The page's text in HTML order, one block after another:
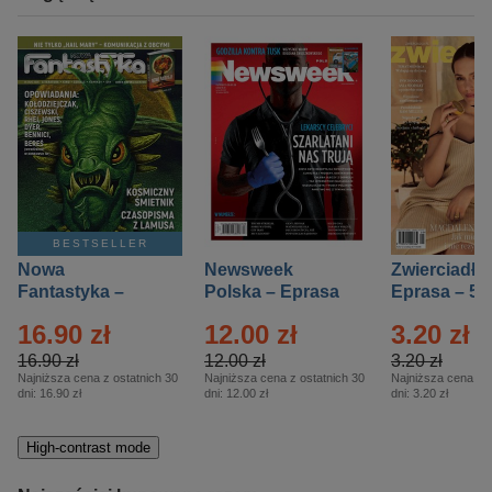
BESTSELLER
Nowa
Fantastyka –
16.90 zł
16.90 zł
Najniższa cena z ostatnich 30
dni: 16.90 zł
Newsweek
Polska – Eprasa
12.00 zł
12.00 zł
Najniższa cena z ostatnich 30
dni: 12.00 zł
Zwierciadło
Eprasa – 5/
3.20 zł
3.20 zł
Najniższa cena z
dni: 3.20 zł
High-contrast mode